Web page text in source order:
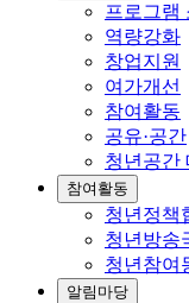
프로그램
역량강화
창업지원
여가개선
참여활동
공유·공간
청년공간
참여활동
청년정책
청년방송
청년참여
알림마당